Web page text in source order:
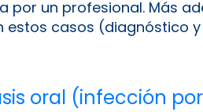
por un profesional. Más
estos casos (diagnóstico
oral (infección